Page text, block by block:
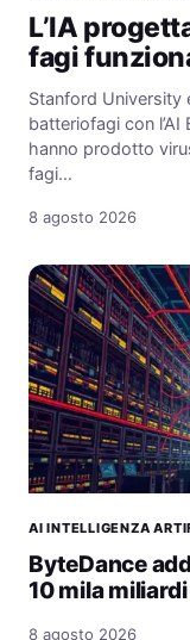
L’IA
fagi
Stanford University
batteriofagi con
hanno prodotto
fagi…
8 agosto 2026
AI INTELLIGENZA
ByteDance
10 mila
8 agosto 2026